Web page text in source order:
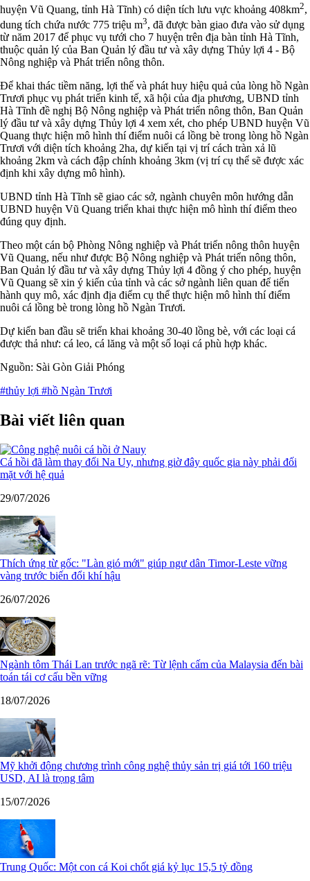
huyện Vũ Quang, tỉnh Hà Tĩnh) có diện tích lưu vực khoảng 408km2,
dung tích chứa nước 775 triệu m3, đã được bàn giao đưa vào sử dụng
từ năm 2017 để phục vụ tưới cho 7 huyện trên địa bàn tỉnh Hà Tĩnh,
thuộc quản lý của Ban Quản lý đầu tư và xây dựng Thủy lợi 4 - Bộ
Nông nghiệp và Phát triển nông thôn.
Để khai thác tiềm năng, lợi thế và phát huy hiệu quả của lòng hồ Ngàn
Trươi phục vụ phát triển kinh tế, xã hội của địa phương, UBND tỉnh
Hà Tĩnh đề nghị Bộ Nông nghiệp và Phát triển nông thôn, Ban Quản
lý đầu tư và xây dựng Thủy lợi 4 xem xét, cho phép UBND huyện Vũ
Quang thực hiện mô hình thí điểm nuôi cá lồng bè trong lòng hồ Ngàn
Trươi với diện tích khoảng 2ha, dự kiến tại vị trí cách tràn xả lũ
khoảng 2km và cách đập chính khoảng 3km (vị trí cụ thể sẽ được xác
định khi xây dựng mô hình).
UBND tỉnh Hà Tĩnh sẽ giao các sở, ngành chuyên môn hướng dẫn
UBND huyện Vũ Quang triển khai thực hiện mô hình thí điểm theo
đúng quy định.
Theo một cán bộ Phòng Nông nghiệp và Phát triển nông thôn huyện
Vũ Quang, nếu như được Bộ Nông nghiệp và Phát triển nông thôn,
Ban Quản lý đầu tư và xây dựng Thủy lợi 4 đồng ý cho phép, huyện
Vũ Quang sẽ xin ý kiến của tỉnh và các sở ngành liên quan để tiến
hành quy mô, xác định địa điểm cụ thể thực hiện mô hình thí điểm
nuôi cá lồng bè trong lòng hồ Ngàn Trươi.
Dự kiến ban đầu sẽ triển khai khoảng 30-40 lồng bè, với các loại cá
được thả như: cá leo, cá lăng và một số loại cá phù hợp khác.
Nguồn: Sài Gòn Giải Phóng
#thủy lợi #hồ Ngàn Trươi
Bài viết liên quan
Cá hồi đã làm thay đổi Na Uy, nhưng giờ đây quốc gia này phải đối
mặt với hệ quả
29/07/2026
Thích ứng từ gốc: "Làn gió mới" giúp ngư dân Timor-Leste vững
vàng trước biến đổi khí hậu
26/07/2026
Ngành tôm Thái Lan trước ngã rẽ: Từ lệnh cấm của Malaysia đến bài
toán tái cơ cấu bền vững
18/07/2026
Mỹ khởi động chương trình công nghệ thủy sản trị giá tới 160 triệu
USD, AI là trọng tâm
15/07/2026
Trung Quốc: Một con cá Koi chốt giá kỷ lục 15,5 tỷ đồng